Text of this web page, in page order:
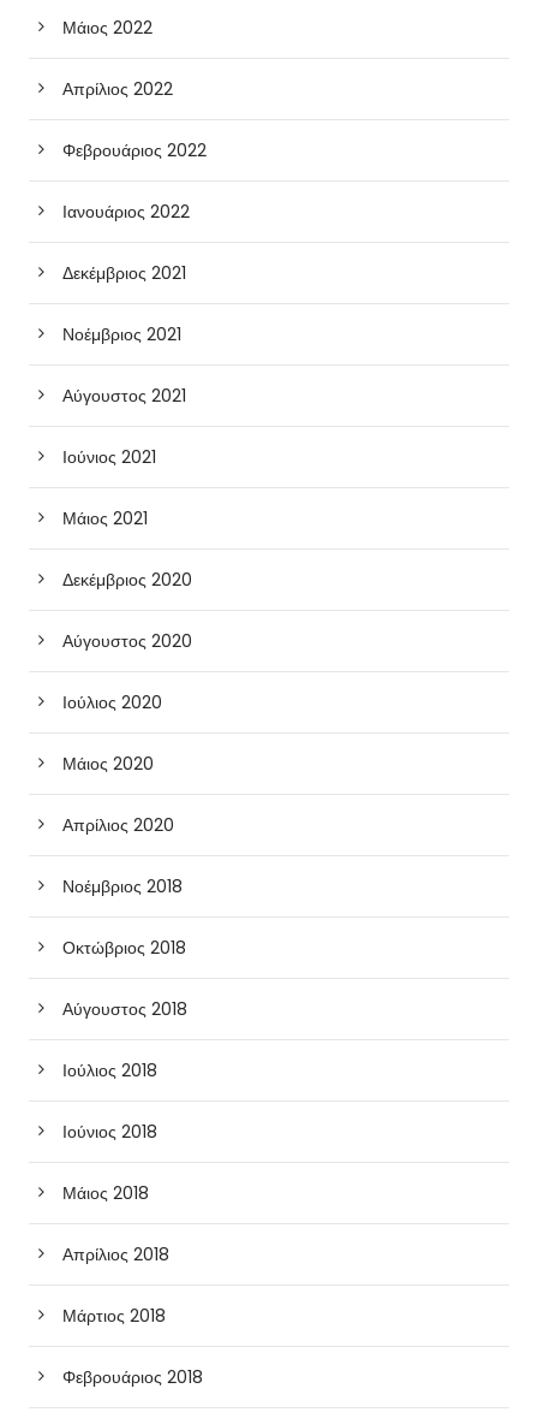
Μάιος 2022
Απρίλιος 2022
Φεβρουάριος 2022
Ιανουάριος 2022
Δεκέμβριος 2021
Νοέμβριος 2021
Αύγουστος 2021
Ιούνιος 2021
Μάιος 2021
Δεκέμβριος 2020
Αύγουστος 2020
Ιούλιος 2020
Μάιος 2020
Απρίλιος 2020
Νοέμβριος 2018
Οκτώβριος 2018
Αύγουστος 2018
Ιούλιος 2018
Ιούνιος 2018
Μάιος 2018
Απρίλιος 2018
Μάρτιος 2018
Φεβρουάριος 2018